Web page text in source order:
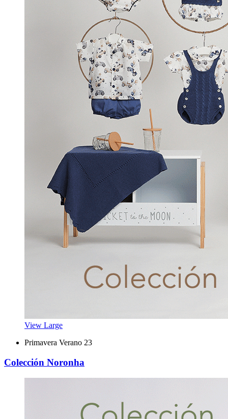
View Large
Primavera Verano 23
Colección Noronha